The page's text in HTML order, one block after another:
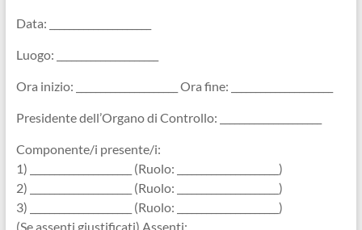
Data: _____________________
Luogo: _____________________
Ora inizio: _____________________ Ora fine: _____________________
Presidente dell’Organo di Controllo: _____________________
Componente/i presente/i:
1) _____________________ (Ruolo: _____________________)
2) _____________________ (Ruolo: _____________________)
3) _____________________ (Ruolo: _____________________)
(Se assenti giustificati) Assenti: _____________________